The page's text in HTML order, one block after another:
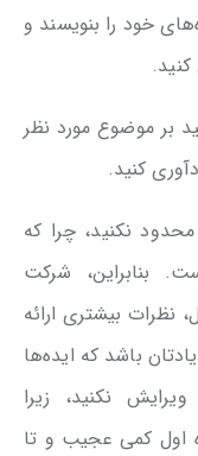
خود را بنویسند و
کنید.
بر موضوع مورد نظر
کنید.
محدود نکنید، چرا که
بنابراین، شرکت
نظرات بیشتری ارائه
باشد که ایده‌ها
نکنید، زیرا
اول کمی عجیب و تا